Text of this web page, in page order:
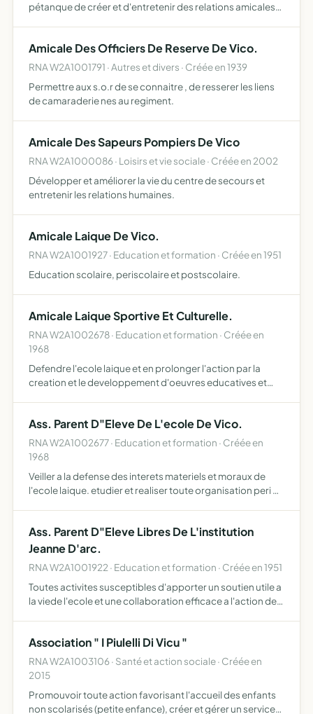
pétanque de créer et d'entretenir des relations amicales
Amicale Des Officiers De Reserve De Vico.
RNA W2A1001791 · Autres et divers · Créée en 1939
Permettre aux s.o.r de se connaitre , de resserer les liens
de camaraderie nes au regiment.
Amicale Des Sapeurs Pompiers De Vico
RNA W2A1000086 · Loisirs et vie sociale · Créée en 2002
Développer et améliorer la vie du centre de secours et
entretenir les relations humaines.
Amicale Laique De Vico.
RNA W2A1001927 · Education et formation · Créée en 1951
Education scolaire, periscolaire et postscolaire.
Amicale Laique Sportive Et Culturelle.
RNA W2A1002678 · Education et formation · Créée en
1968
Defendre l'ecole laique et en prolonger l'action par la
creation et le developpement d'oeuvres educatives et
Ass. Parent D"Eleve De L'ecole De Vico.
RNA W2A1002677 · Education et formation · Créée en
1968
Veiller a la defense des interets materiels et moraux de
l'ecole laique. etudier et realiser toute organisation peri ou
Ass. Parent D"Eleve Libres De L'institution
Jeanne D'arc.
RNA W2A1001922 · Education et formation · Créée en 1951
Toutes activites susceptibles d'apporter un soutien utile a
la viede l'ecole et une collaboration efficace a l'action des
Association " I Piulelli Di Vicu "
RNA W2A1003106 · Santé et action sociale · Créée en
2015
Promouvoir toute action favorisant l'accueil des enfants
non scolarisés (petite enfance), créer et gérer un service